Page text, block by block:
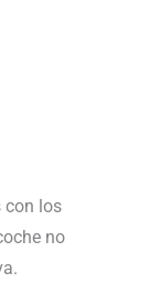
con los
no